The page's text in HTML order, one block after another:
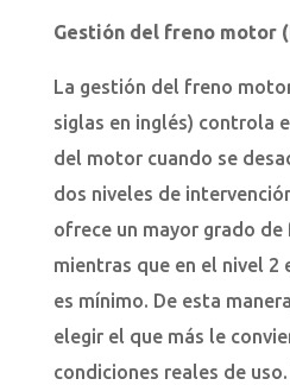
Gestión del freno motor
La gestión del freno
siglas en inglés) controla
del motor cuando se
dos niveles de
ofrece un mayor grado
mientras que en el nivel
es mínimo. De esta
elegir el que más le
condiciones reales de